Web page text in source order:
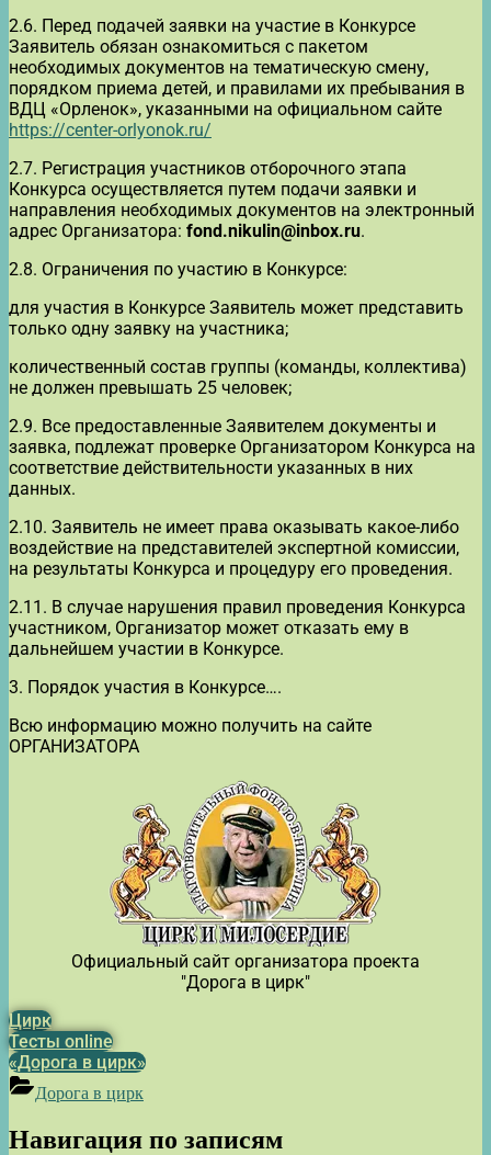
2.6. Перед подачей заявки на участие в Конкурсе
Заявитель обязан ознакомиться с пакетом
необходимых документов на тематическую смену,
порядком приема детей, и правилами их пребывания в
ВДЦ «Орленок», указанными на официальном сайте
https://center-orlyonok.ru/
2.7. Регистрация участников отборочного этапа
Конкурса осуществляется путем подачи заявки и
направления необходимых документов на электронный
адрес Организатора: fond.nikulin@inbox.ru.
2.8. Ограничения по участию в Конкурсе:
для участия в Конкурсе Заявитель может представить
только одну заявку на участника;
количественный состав группы (команды, коллектива)
не должен превышать 25 человек;
2.9. Все предоставленные Заявителем документы и
заявка, подлежат проверке Организатором Конкурса на
соответствие действительности указанных в них
данных.
2.10. Заявитель не имеет права оказывать какое-либо
воздействие на представителей экспертной комиссии,
на результаты Конкурса и процедуру его проведения.
2.11. В случае нарушения правил проведения Конкурса
участником, Организатор может отказать ему в
дальнейшем участии в Конкурсе.
3. Порядок участия в Конкурсе….
Всю информацию можно получить на сайте
ОРГАНИЗАТОРА
Официальный сайт организатора проекта
"Дорога в цирк"
Цирк
Тесты online
«Дорога в цирк»
Дорога в цирк
Навигация по записям